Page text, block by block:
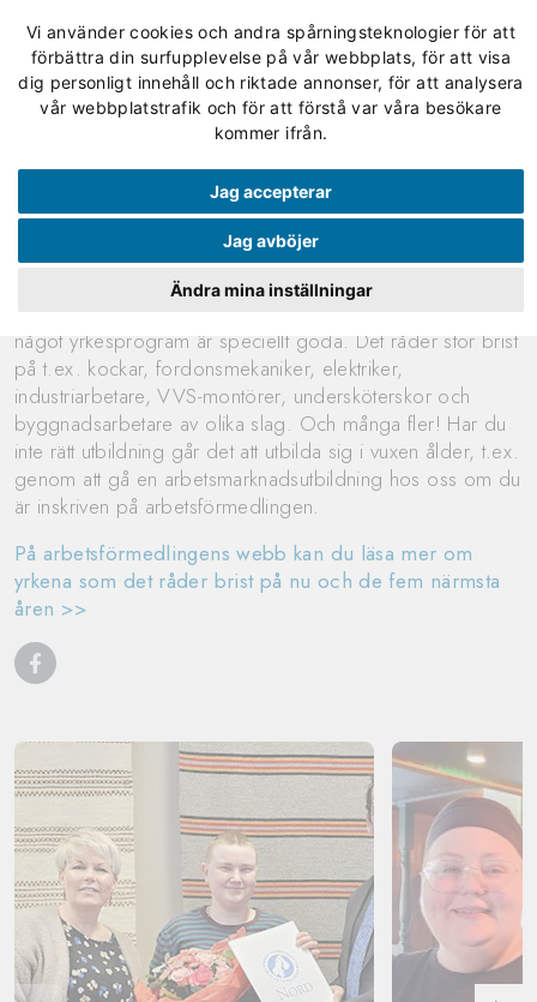
Vi använder cookies och andra spårningsteknologier för att
förbättra din surfupplevelse på vår webbplats, för att visa
dig personligt innehåll och riktade annonser, för att analysera
vår webbplatstrafik och för att förstå var våra besökare
kommer ifrån.
Jag accepterar
Jag avböjer
Ändra mina inställningar
Jobben finns - Vi har utbildningarna!
Sverige går på högtryck. Det råder brist på arbetskraft
inom väldigt många branscher. Men det gäller att ha rätt
något yrkesprogram är speciellt goda. Det råder stor brist
på t.ex. kockar, fordonsmekaniker, elektriker,
industriarbetare, VVS-montörer, undersköterskor och
byggnadsarbetare av olika slag. Och många fler! Har du
inte rätt utbildning går det att utbilda sig i vuxen ålder, t.ex.
genom att gå en arbetsmarknadsutbildning hos oss om du
är inskriven på arbetsförmedlingen.
På arbetsförmedlingens webb kan du läsa mer om
yrkena som det råder brist på nu och de fem närmsta
åren >>